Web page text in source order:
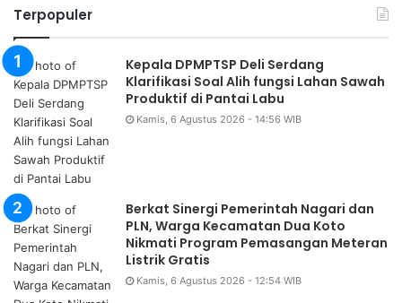
Terpopuler
Kepala DPMPTSP Deli Serdang
Klarifikasi Soal Alih fungsi Lahan Sawah
Produktif di Pantai Labu
Kamis, 6 Agustus 2026 - 14:56 WIB
Berkat Sinergi Pemerintah Nagari dan
PLN, Warga Kecamatan Dua Koto
Nikmati Program Pemasangan Meteran
Listrik Gratis
Kamis, 6 Agustus 2026 - 12:54 WIB